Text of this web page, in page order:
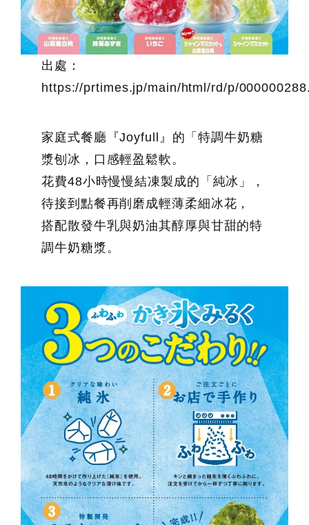
出處：
https://prtimes.jp/main/html/rd/p/
家庭式餐廳『Joyfull』的「特調牛奶糖
漿刨冰，口感輕盈鬆軟。
花費48小時慢慢結凍製成的「純冰」，
待接到點餐再削磨成輕薄柔細冰花，
搭配散發牛乳與奶油其醇厚與甘甜的特
調牛奶糖漿。